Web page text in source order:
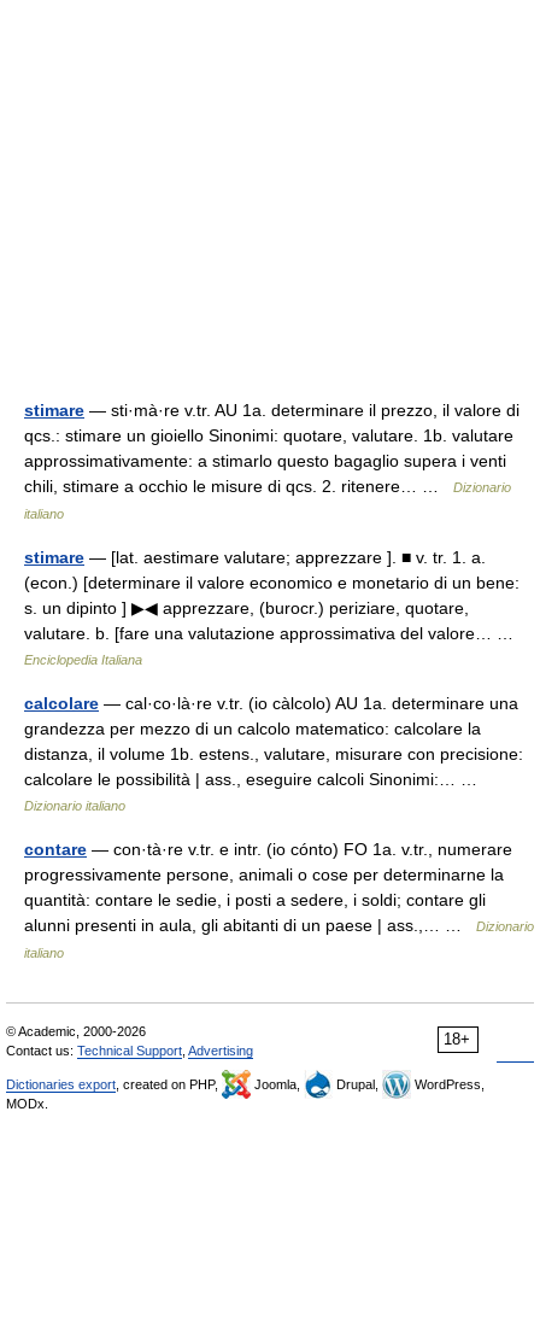
stimare — sti·mà·re v.tr. AU 1a. determinare il prezzo, il valore di
qcs.: stimare un gioiello Sinonimi: quotare, valutare. 1b. valutare
approssimativamente: a stimarlo questo bagaglio supera i venti
chili, stimare a occhio le misure di qcs. 2. ritenere… …
Dizionario
italiano
stimare — [lat. aestimare valutare; apprezzare ]. ■ v. tr. 1. a.
(econ.) [determinare il valore economico e monetario di un bene:
s. un dipinto ] ▶◀ apprezzare, (burocr.) periziare, quotare,
valutare. b. [fare una valutazione approssimativa del valore… …
Enciclopedia Italiana
calcolare — cal·co·là·re v.tr. (io càlcolo) AU 1a. determinare una
grandezza per mezzo di un calcolo matematico: calcolare la
distanza, il volume 1b. estens., valutare, misurare con precisione:
calcolare le possibilità | ass., eseguire calcoli Sinonimi:… …
Dizionario italiano
contare — con·tà·re v.tr. e intr. (io cónto) FO 1a. v.tr., numerare
progressivamente persone, animali o cose per determinarne la
quantità: contare le sedie, i posti a sedere, i soldi; contare gli
alunni presenti in aula, gli abitanti di un paese | ass.,… …
Dizionario
italiano
18+
© Academic, 2000-2026
Contact us: Technical Support Advertising
Dictionaries export , created on PHP, Joomla, Drupal,
WordPress,
MODx.